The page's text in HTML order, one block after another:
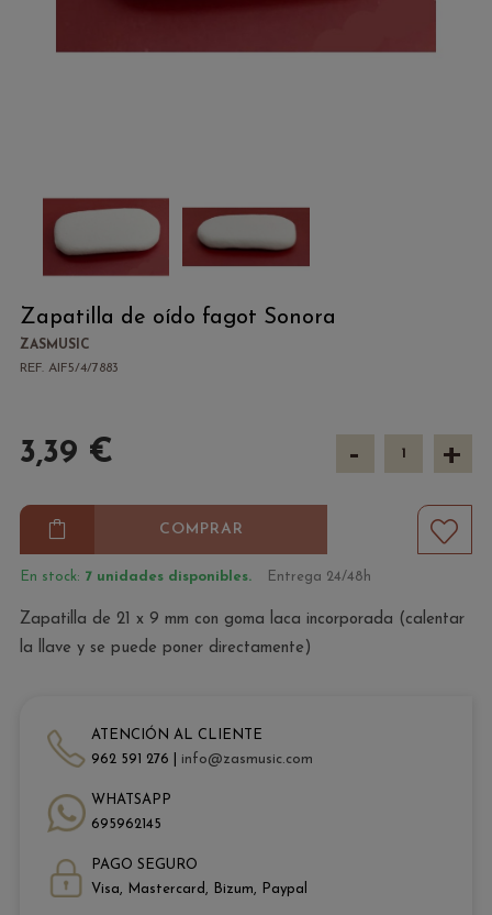
Zapatilla de oído fagot Sonora
ZASMUSIC
REF. AIF5/4/7883
3,39 € - +
COMPRAR
En stock: 7 unidades disponibles. Entrega 24/48h
Zapatilla de 21 x 9 mm con goma laca incorporada (calentar
la llave y se puede poner directamente)
ATENCIÓN AL CLIENTE
962 591 276 | info@zasmusic.com
WHATSAPP
695962145
PAGO SEGURO
Visa, Mastercard, Bizum, Paypal